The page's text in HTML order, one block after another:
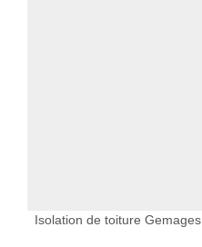
Isolation de toiture Gemages